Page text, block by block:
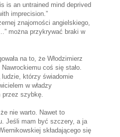
is an untrained mind deprived
imprecision.”
znajomości angielskiego,
można przykrywać braki w
na to, że Włodzimierz
coś się stało.
którzy świadomie
w władzy
przez szybkę.
nie warto. Nawet to
Jeśli mam być szczery, a ja
składającego się